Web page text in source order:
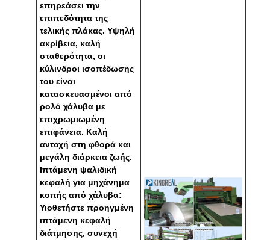
επηρεάσει την
επιπεδότητα της
τελικής πλάκας. Υψηλή
ακρίβεια, καλή
σταθερότητα, οι
κύλινδροι ισοπέδωσης
του είναι
κατασκευασμένοι από
ρολό χάλυβα με
επιχρωμιωμένη
επιφάνεια. Καλή
αντοχή στη φθορά και
μεγάλη διάρκεια ζωής.
Ιπτάμενη ψαλιδική
κεφαλή για μηχάνημα
κοπής από χάλυβα:
Υιοθετήστε προηγμένη
ιπτάμενη κεφαλή
διάτμησης, συνεχή